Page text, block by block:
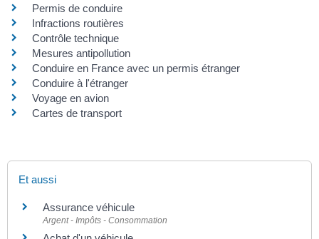
Permis de conduire
Infractions routières
Contrôle technique
Mesures antipollution
Conduire en France avec un permis étranger
Conduire à l'étranger
Voyage en avion
Cartes de transport
Et aussi
Assurance véhicule
Argent - Impôts - Consommation